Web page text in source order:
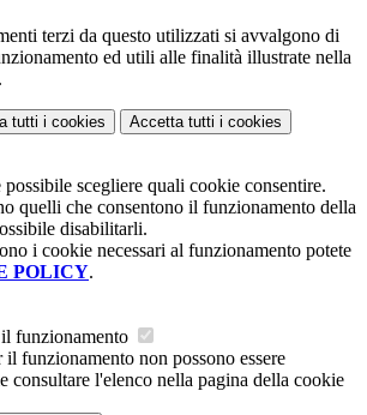
terzi da questo utilizzati si avvalgono di
ed utili alle finalità illustrate nella
.
tutti i cookies Accetta tutti i cookies
possibile scegliere quali cookie consentire.
quelli che consentono il funzionamento della
disabilitarli.
i cookie necessari al funzionamento potete
POLICY.
funzionamento
il funzionamento non possono essere
consultare l'elenco nella pagina della cookie